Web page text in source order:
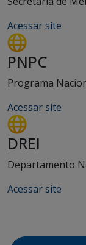
Acessar site
PNPC
Programa
Acessar site
DREI
Departamento
Acessar site